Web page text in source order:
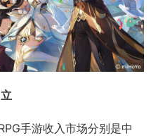
手游收入市场分别是中